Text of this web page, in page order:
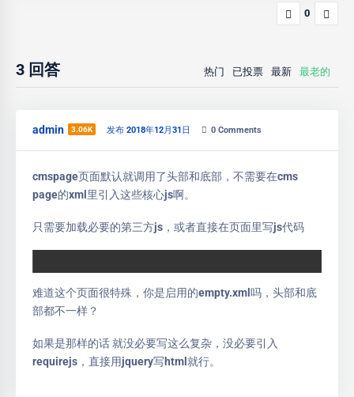
0
3 回答 热门 已投票 最新 最老的
admin 3.06K 发布 2018年12月31日 0 Comments
cmspage页面默认就调用了头部和底部，不需要在cms
page的xml里引入这些核心js啊。
只需要加载必要的第三方js，或者直接在页面里写js代码
难道这个页面很特殊，你是启用的empty.xml吗，头部和底
部都不一样？
如果是那样的话 就没必要写这么复杂，没必要引入
requirejs，直接用jquery写html就行。